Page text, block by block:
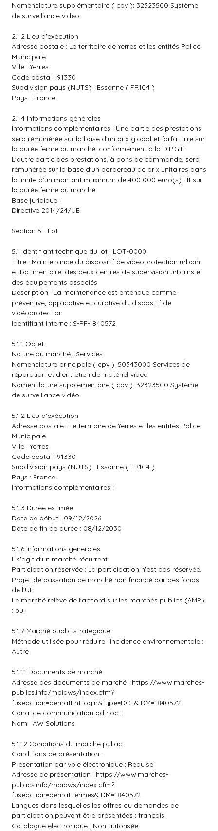
Nomenclature supplémentaire ( cpv ): 32323500 Système
de surveillance vidéo
2.1.2 Lieu d'exécution
Adresse postale : Le territoire de Yerres et les entités Police
Municipale
Ville : Yerres
Code postal : 91330
Subdivision pays (NUTS) : Essonne ( FR104 )
Pays : France
2.1.4 Informations générales
Informations complémentaires : Une partie des prestations
sera rémunérée sur la base d'un prix global et forfaitaire sur
la durée ferme du marché, conformément à la D.P.G.F.
L'autre partie des prestations, à bons de commande, sera
rémunérée sur la base d'un bordereau de prix unitaires dans
la limite d'un montant maximum de 400 000 euro(s) Ht sur
la durée ferme du marché
Base juridique :
Directive 2014/24/UE
Section 5 - Lot
5.1 Identifiant technique du lot : LOT-0000
Titre : Maintenance du dispositif de vidéoprotection urbain
et bâtimentaire, des deux centres de supervision urbains et
des équipements associés
Description : La maintenance est entendue comme
préventive, applicative et curative du dispositif de
vidéoprotection
Identifiant interne : S-PF-1840572
5.1.1 Objet
Nature du marché : Services
Nomenclature principale ( cpv ): 50343000 Services de
réparation et d'entretien de matériel vidéo
Nomenclature supplémentaire ( cpv ): 32323500 Système
de surveillance vidéo
5.1.2 Lieu d'exécution
Adresse postale : Le territoire de Yerres et les entités Police
Municipale
Ville : Yerres
Code postal : 91330
Subdivision pays (NUTS) : Essonne ( FR104 )
Pays : France
Informations complémentaires :
5.1.3 Durée estimée
Date de début : 09/12/2026
Date de fin de durée : 08/12/2030
5.1.6 Informations générales
Il s'agit d'un marché récurrent
Participation réservée : La participation n'est pas réservée.
Projet de passation de marché non financé par des fonds
de l'UE
Le marché relève de l'accord sur les marchés publics (AMP)
: oui
5.1.7 Marché public stratégique
Méthode utilisée pour réduire l'incidence environnementale :
Autre
5.1.11 Documents de marché
Adresse des documents de marché : https://www.marches-
publics.info/mpiaws/index.cfm?
fuseaction=dematEnt.login&type=DCE&IDM=1840572
Canal de communication ad hoc :
Nom : AW Solutions
5.1.12 Conditions du marché public
Conditions de présentation :
Présentation par voie électronique : Requise
Adresse de présentation : https://www.marches-
publics.info/mpiaws/index.cfm?
fuseaction=demat.termes&IDM=1840572
Langues dans lesquelles les offres ou demandes de
participation peuvent être présentées : français
Catalogue électronique : Non autorisée